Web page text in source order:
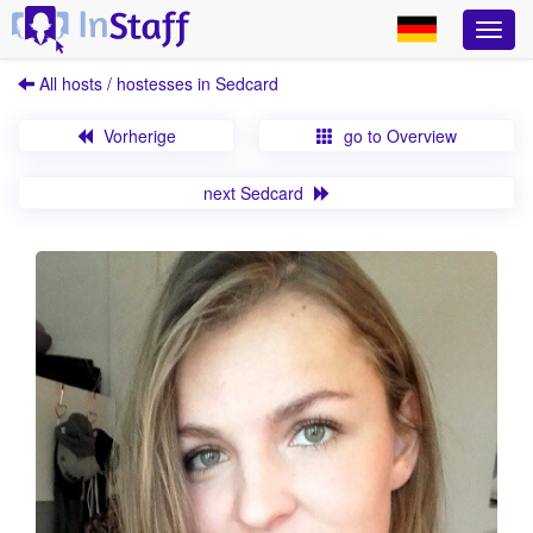
All hosts / hostesses in Sedcard
Vorherige go to Overview
next Sedcard